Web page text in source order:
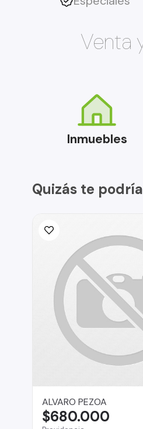
Venta
Inmuebles
Quizás te
ALVARO PEZOA
$680.000